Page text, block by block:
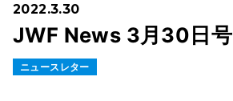
2022.3.30
JWF News 3月30日号
ニュースレター